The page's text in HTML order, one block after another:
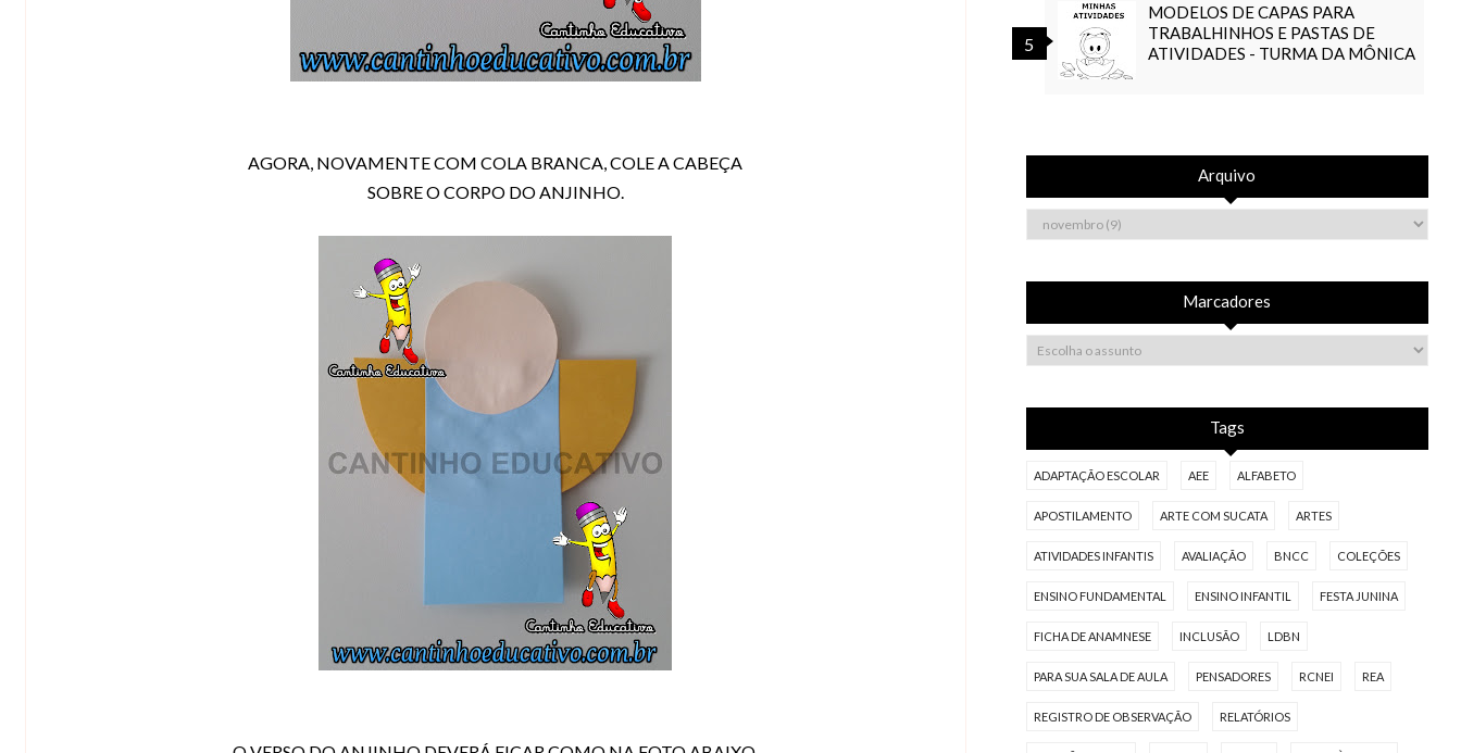
AGORA, NOVAMENTE COM COLA BRANCA, COLE A CABEÇA
SOBRE O CORPO DO ANJINHO.
MODELOS DE CAPAS PARA
TRABALHINHOS E PASTAS DE
ATIVIDADES - TURMA DA MÔNICA
Arquivo
Marcadores
Tags
ADAPTAÇÃO ESCOLAR AEE ALFABETO
APOSTILAMENTO ARTE COM SUCATA ARTES
ATIVIDADES INFANTIS AVALIAÇÃO BNCC COLEÇÕES
ENSINO FUNDAMENTAL ENSINO INFANTIL FESTA JUNINA
FICHA DE ANAMNESE INCLUSÃO LDBN
PARA SUA SALA DE AULA PENSADORES RCNEI REA
REGISTRO DE OBSERVAÇÃO RELATÓRIOS